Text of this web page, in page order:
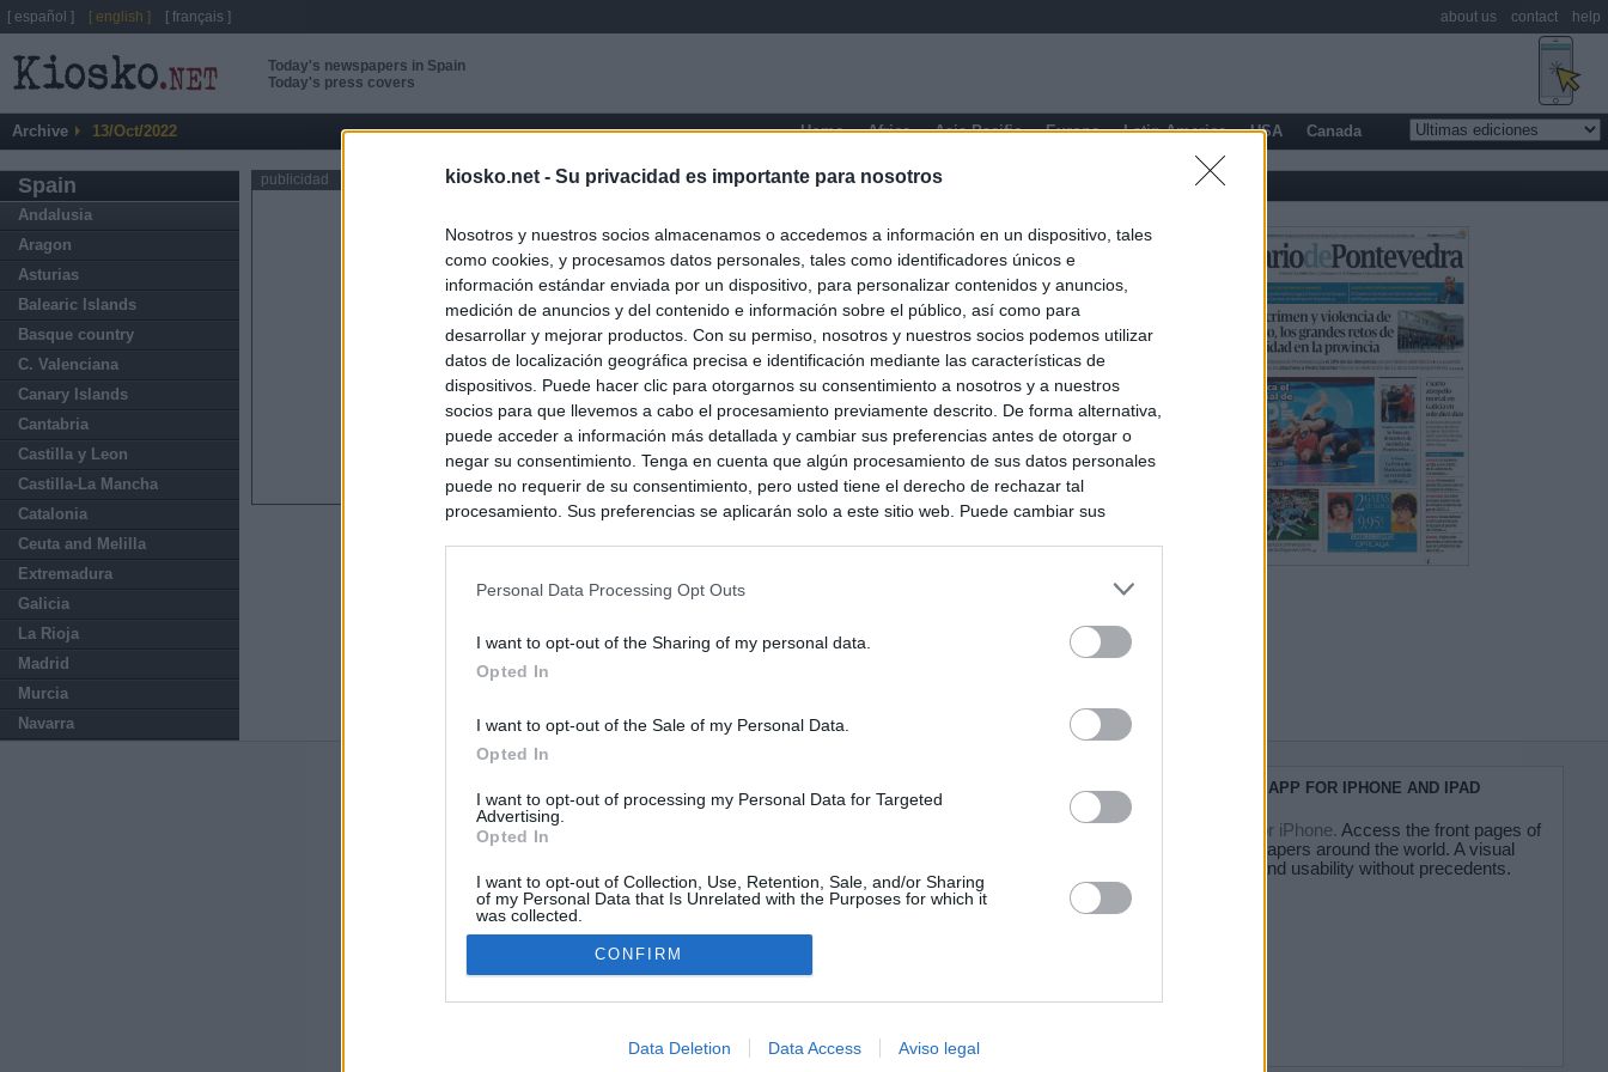
kiosko.net - Su privacidad es importante para nosotros
Nosotros y nuestros socios almacenamos o accedemos a información en un dispositivo, tales
como cookies, y procesamos datos personales, tales como identificadores únicos e
información estándar enviada por un dispositivo, para personalizar contenidos y anuncios,
medición de anuncios y del contenido e información sobre el público, así como para
desarrollar y mejorar productos. Con su permiso, nosotros y nuestros socios podemos utilizar
datos de localización geográfica precisa e identificación mediante las características de
dispositivos. Puede hacer clic para otorgarnos su consentimiento a nosotros y a nuestros
socios para que llevemos a cabo el procesamiento previamente descrito. De forma alternativa,
puede acceder a información más detallada y cambiar sus preferencias antes de otorgar o
negar su consentimiento. Tenga en cuenta que algún procesamiento de sus datos personales
puede no requerir de su consentimiento, pero usted tiene el derecho de rechazar tal
procesamiento. Sus preferencias se aplicarán solo a este sitio web. Puede cambiar sus
Personal Data Processing Opt Outs
I want to opt-out of the Sharing of my personal data.
Opted In
I want to opt-out of the Sale of my Personal Data.
Opted In
I want to opt-out of processing my Personal Data for Targeted
Advertising.
Opted In
I want to opt-out of Collection, Use, Retention, Sale, and/or Sharing
of my Personal Data that Is Unrelated with the Purposes for which it
was collected.
Opted In
CONFIRM
Data Deletion Data Access Aviso legal
Today's newspapers in Spain
Today's press covers
Archive 13/Oct/2022 Home Africa Asia-Pacific Europe Latin America USA Canada
Spain
Andalusia
Aragon
Asturias
Balearic Islands
Basque country
C. Valenciana
Canary Islands
Cantabria
Castilla y Leon
Castilla-La Mancha
Catalonia
Ceuta and Melilla
Extremadura
Galicia
La Rioja
Madrid
Murcia
Navarra
publicidad Pontevedra
Kiosko.net
is a visual daily press directory that gives access to the world's largest news
sites and displays a readable image taken from today's frontpage cover of each
KIOSKO.NET APP FOR IPHONE AND IPAD
Kiosko.net for iPhone. Access the front pages of
major newspapers around the world. A visual
experience and usability without precedents.
[ español ] [ english ] [ français ] about us contact help